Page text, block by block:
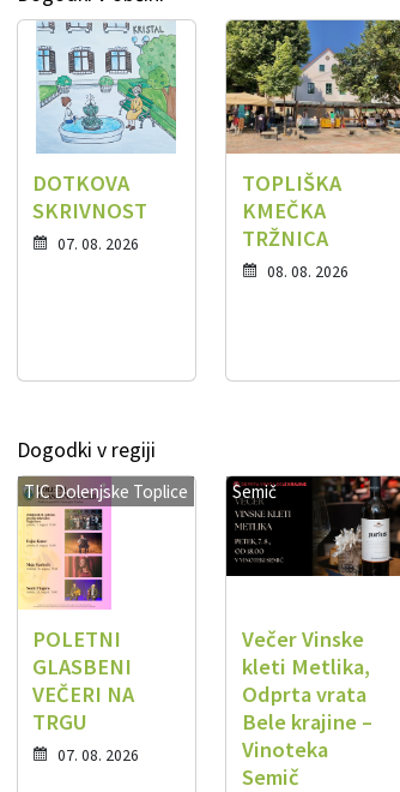
DOTKOVA
SKRIVNOST
07. 08. 2026
TOPLIŠKA
KMEČKA
TRŽNICA
08. 08. 2026
Dogodki v regiji
TIC Dolenjske Toplice
POLETNI
GLASBENI
VEČERI NA
TRGU
07. 08. 2026
Semič
Večer Vinske
kleti Metlika,
Odprta vrata
Bele krajine –
Vinoteka
Semič